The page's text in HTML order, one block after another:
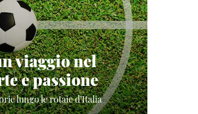
viaggio nel
e passione
lungo le rotaie d’Italia